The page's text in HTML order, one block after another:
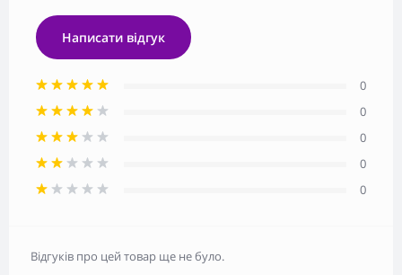
Написати відгук
0
0
0
0
0
Відгуків про цей товар ще не було.